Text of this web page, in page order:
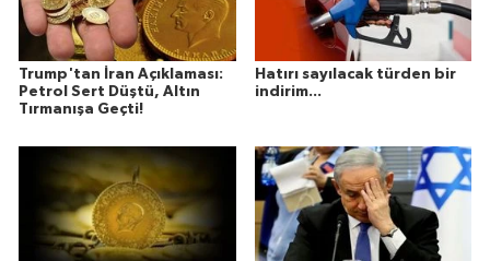
Trump'tan İran Açıklaması:
Petrol Sert Düştü, Altın
Tırmanışa Geçti!
Hatırı sayılacak türden bir
indirim...